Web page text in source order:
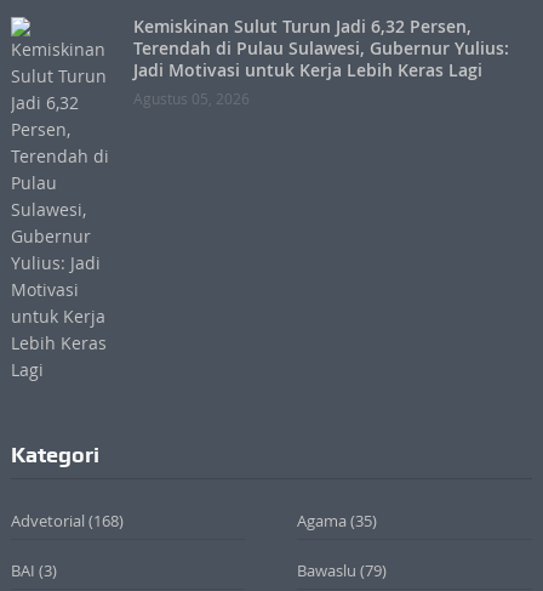
Kemiskinan Sulut Turun Jadi 6,32 Persen,
Terendah di Pulau Sulawesi, Gubernur Yulius:
Jadi Motivasi untuk Kerja Lebih Keras Lagi
Agustus 05, 2026
Kategori
Advetorial (168) Agama (35)
BAI (3) Bawaslu (79)